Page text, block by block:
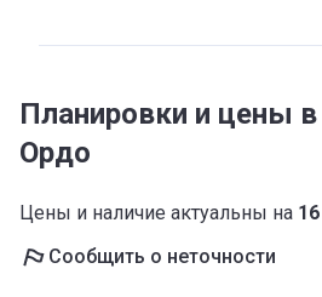
Планировки и цены
Ордо
Цены и наличие актуальны на
Сообщить о неточности